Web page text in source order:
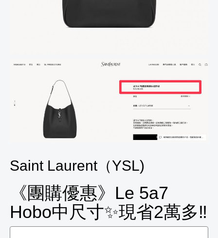
Saint Laurent（YSL)
《團購優惠》Le 5a7
Hobo中尺寸✨現省2萬多‼️